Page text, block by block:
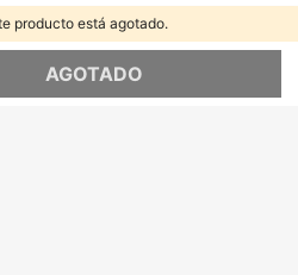
producto está agotado.
AGOTADO